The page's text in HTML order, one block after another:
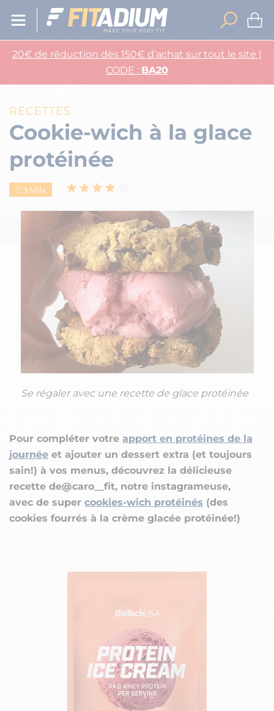
20€ de réduction dès 150€ d’achat sur tout le site |
CODE : BA20
RECETTES
Cookie-wich à la glace
protéinée
3 MIN
Se régaler avec une recette de glace protéinée
Pour compléter votre apport en protéines de la
journée et ajouter un dessert extra (et toujours
sain!) à vos menus, découvrez la délicieuse
recette de@caro__fit, notre instagrameuse,
avec de super cookies-wich protéinés (des
cookies fourrés à la crème glacée protéinée!)